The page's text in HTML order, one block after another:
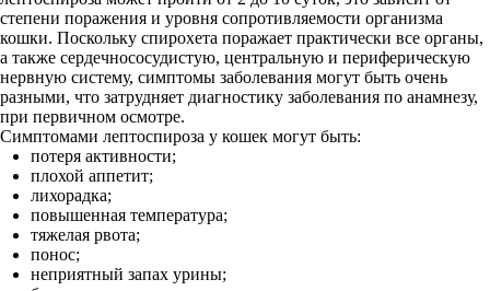
степени поражения и уровня сопротивляемости организма
кошки. Поскольку спирохета поражает практически все органы,
а также сердечнососудистую, центральную и периферическую
нервную систему, симптомы заболевания могут быть очень
разными, что затрудняет диагностику заболевания по анамнезу,
при первичном осмотре.
Симптомами лептоспироза у кошек могут быть:
потеря активности;
плохой аппетит;
лихорадка;
повышенная температура;
тяжелая рвота;
понос;
неприятный запах урины;